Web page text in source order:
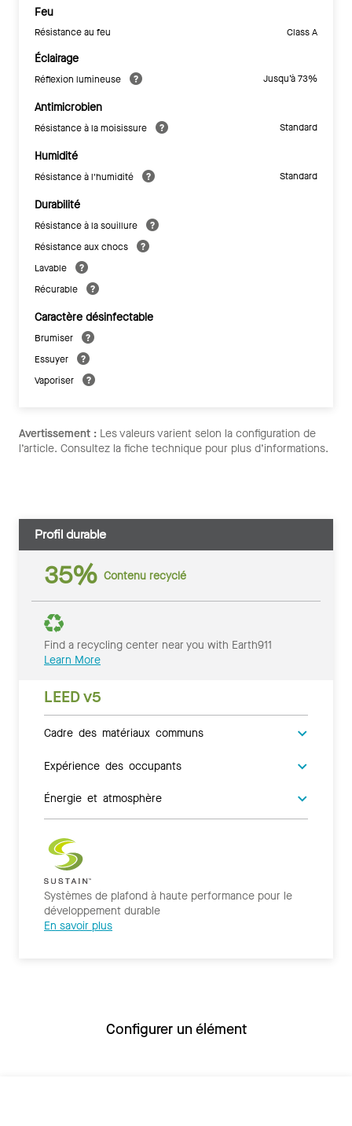
Feu
Résistance au feu Class A
Éclairage
Réflexion lumineuse Jusqu’à 73%
Antimicrobien
Résistance à la moisissure Standard
Humidité
Résistance à l'humidité Standard
Durabilité
Résistance à la souillure
Résistance aux chocs
Lavable
Récurable
Caractère désinfectable
Brumiser
Essuyer
Vaporiser
Avertissement : Les valeurs varient selon la configuration de
l’article. Consultez la fiche technique pour plus d’informations.
Profil durable
35% Contenu recyclé
Find a recycling center near you with Earth911
Learn More
LEED v5
Cadre des matériaux communs
Expérience des occupants
Énergie et atmosphère
Systèmes de plafond à haute performance pour le
développement durable
En savoir plus
Configurer un élément